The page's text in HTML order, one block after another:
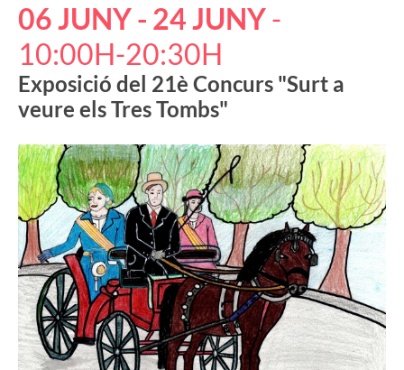
06 JUNY - 24 JUNY-
10:00H-20:30H
Exposició del 21è Concurs "Surt a
veure els Tres Tombs"